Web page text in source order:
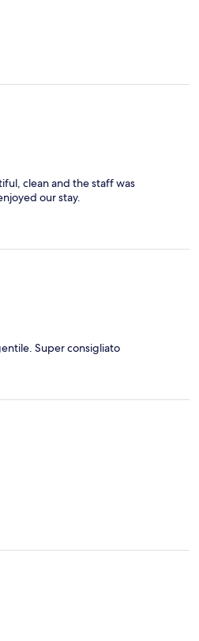
clean and the staff was
our stay.
Super consigliato